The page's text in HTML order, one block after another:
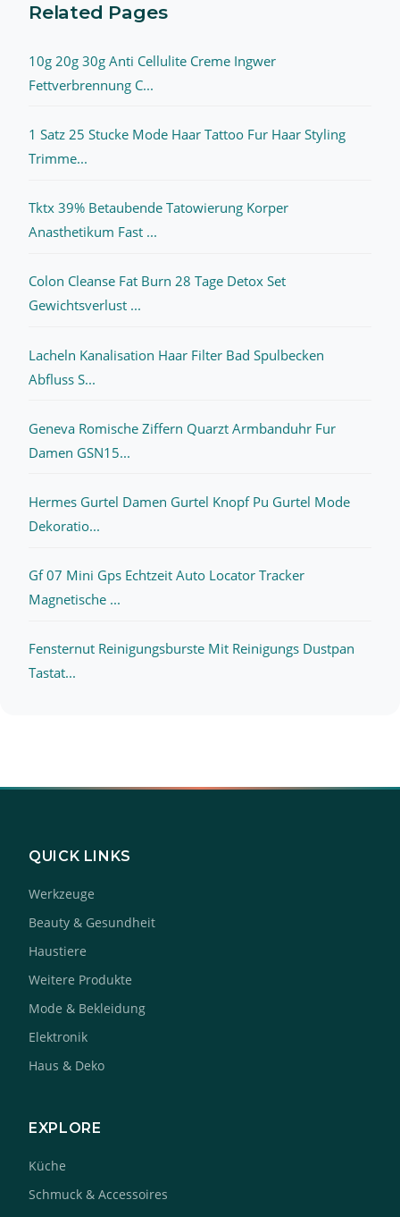
Related Pages
10g 20g 30g Anti Cellulite Creme Ingwer
Fettverbrennung C...
1 Satz 25 Stucke Mode Haar Tattoo Fur Haar Styling
Trimme...
Tktx 39% Betaubende Tatowierung Korper
Anasthetikum Fast ...
Colon Cleanse Fat Burn 28 Tage Detox Set
Gewichtsverlust ...
Lacheln Kanalisation Haar Filter Bad Spulbecken
Abfluss S...
Geneva Romische Ziffern Quarzt Armbanduhr Fur
Damen GSN15...
Hermes Gurtel Damen Gurtel Knopf Pu Gurtel Mode
Dekoratio...
Gf 07 Mini Gps Echtzeit Auto Locator Tracker
Magnetische ...
Fensternut Reinigungsburste Mit Reinigungs Dustpan
Tastat...
QUICK LINKS
Werkzeuge
Beauty & Gesundheit
Haustiere
Weitere Produkte
Mode & Bekleidung
Elektronik
Haus & Deko
EXPLORE
Küche
Schmuck & Accessoires